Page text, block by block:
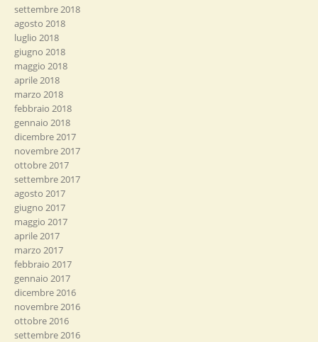
settembre 2018
agosto 2018
luglio 2018
giugno 2018
maggio 2018
aprile 2018
marzo 2018
febbraio 2018
gennaio 2018
dicembre 2017
novembre 2017
ottobre 2017
settembre 2017
agosto 2017
giugno 2017
maggio 2017
aprile 2017
marzo 2017
febbraio 2017
gennaio 2017
dicembre 2016
novembre 2016
ottobre 2016
settembre 2016